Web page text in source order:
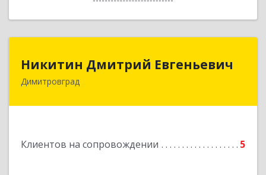
Никитин Дмитрий Евгеньевич
Димитровград
Клиентов на сопровождении 5
Никитин Дмитрий Евгеньевич